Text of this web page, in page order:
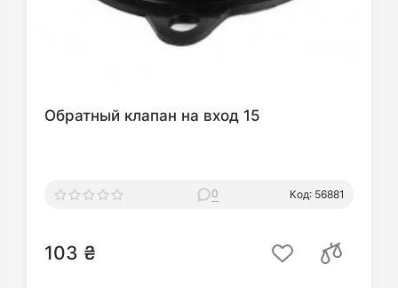
Обратный клапан на вход 15
0 Код: 56881
103 ₴